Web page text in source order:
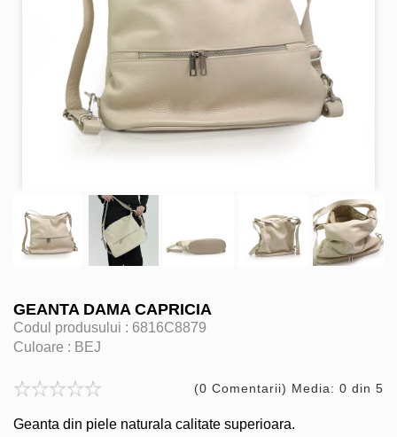
GEANTA DAMA CAPRICIA
Codul produsului : 6816C8879
Culoare : BEJ
(0 Comentarii) Media: 0 din 5
Geanta din piele naturala calitate superioara.